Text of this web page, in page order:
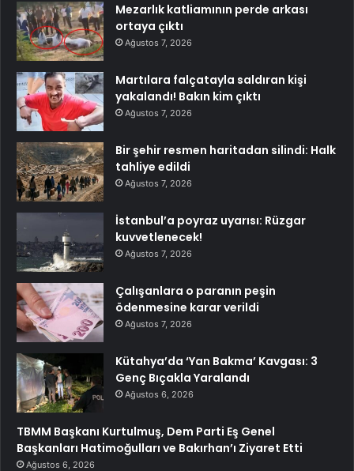
Mezarlık katliamının perde arkası
ortaya çıktı
Ağustos 7, 2026
Martılara falçatayla saldıran kişi
yakalandı! Bakın kim çıktı
Ağustos 7, 2026
Bir şehir resmen haritadan silindi: Halk
tahliye edildi
Ağustos 7, 2026
İstanbul’a poyraz uyarısı: Rüzgar
kuvvetlenecek!
Ağustos 7, 2026
Çalışanlara o paranın peşin
ödenmesine karar verildi
Ağustos 7, 2026
Kütahya’da ‘Yan Bakma’ Kavgası: 3
Genç Bıçakla Yaralandı
Ağustos 6, 2026
TBMM Başkanı Kurtulmuş, Dem Parti Eş Genel
Başkanları Hatimoğulları ve Bakırhan’ı Ziyaret Etti
Ağustos 6, 2026